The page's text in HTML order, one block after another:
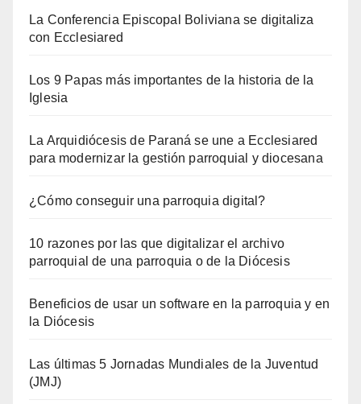
La Conferencia Episcopal Boliviana se digitaliza
con Ecclesiared
Los 9 Papas más importantes de la historia de la
Iglesia
La Arquidiócesis de Paraná se une a Ecclesiared
para modernizar la gestión parroquial y diocesana
¿Cómo conseguir una parroquia digital?
10 razones por las que digitalizar el archivo
parroquial de una parroquia o de la Diócesis
Beneficios de usar un software en la parroquia y en
la Diócesis
Las últimas 5 Jornadas Mundiales de la Juventud
(JMJ)